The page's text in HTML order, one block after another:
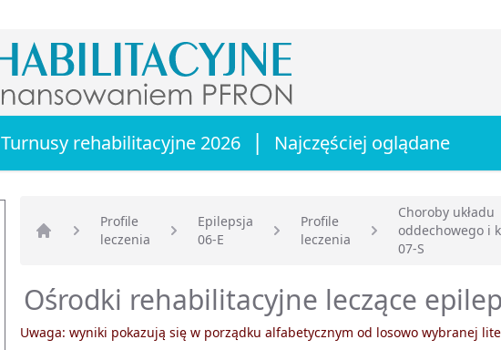
Turnusy rehabilitacyjne 2026 | Najczęściej oglądane
Strona główna
Profile
leczenia
Epilepsja
06-E
Profile
leczenia
Choroby układu
oddechowego i
07-S
Ośrodki rehabilitacyjne leczące
Uwaga: wyniki pokazują się w porządku alfabetycznym od losowo wybranej